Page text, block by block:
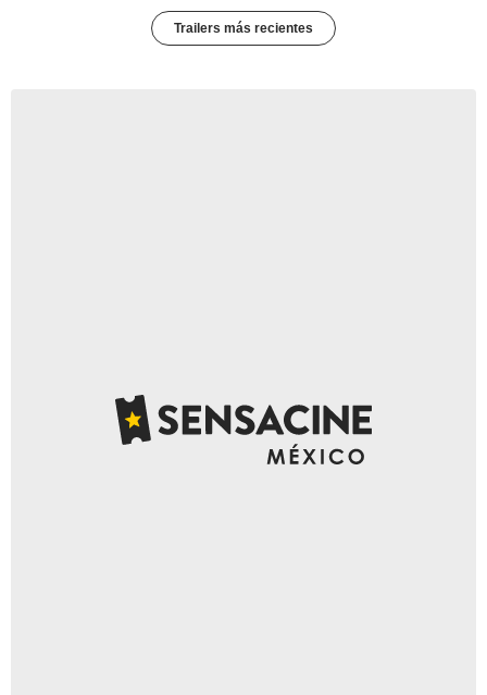
Trailers más recientes